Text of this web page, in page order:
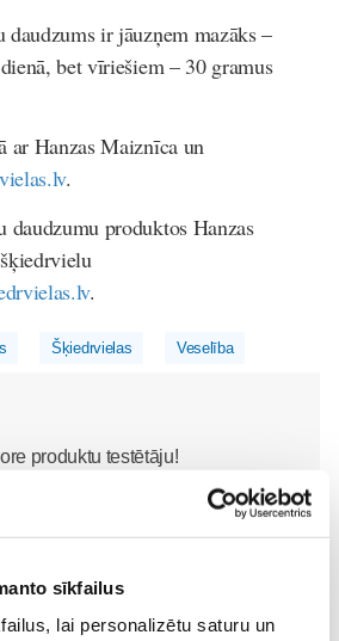
sīkfailus
lai personalizētu saturu un
ir jāuzņem mazāks –
bet vīriešiem – 30 gramus
ar Hanzas Maiznīca un
.
produktos Hanzas
.
Šķiedrvielas Veselība
testētāju! Sievietēm